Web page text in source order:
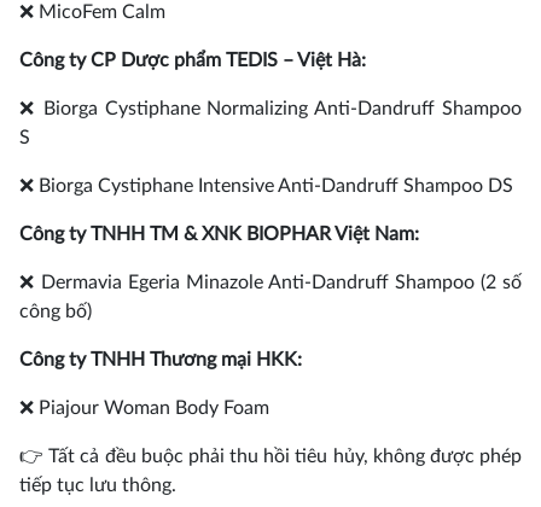
❌ MicoFem Calm
Công ty CP Dược phẩm TEDIS – Việt Hà:
❌ Biorga Cystiphane Normalizing Anti-Dandruff Shampoo
S
❌ Biorga Cystiphane Intensive Anti-Dandruff Shampoo DS
Công ty TNHH TM & XNK BIOPHAR Việt Nam:
❌ Dermavia Egeria Minazole Anti-Dandruff Shampoo (2 số
công bố)
Công ty TNHH Thương mại HKK:
❌ Piajour Woman Body Foam
👉 Tất cả đều buộc phải thu hồi tiêu hủy, không được phép
tiếp tục lưu thông.